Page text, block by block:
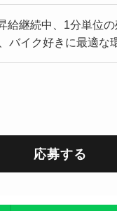
給継続中、1分単位の
バイク好きに最適な
応募する